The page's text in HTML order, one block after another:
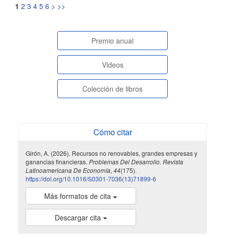
1 2 3 4 5 6 > >>
paginasespeciales
Premio anual
Videos
Colección de libros
Cómo citar
Girón, A. (2026). Recursos no renovables, grandes empresas y
ganancias financieras. Problemas Del Desarrollo. Revista
Latinoamericana De Economía, 44(175).
https://doi.org/10.1016/S0301-7036(13)71899-6
Más formatos de cita
Descargar cita